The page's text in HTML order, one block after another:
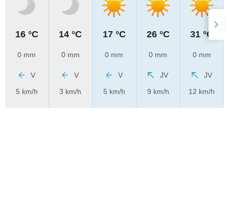
16 °C
0 mm
V
5 km/h
14 °C
0 mm
V
3 km/h
17 °C
0 mm
V
5 km/h
26 °C
0 mm
JV
9 km/h
31 °C
0 mm
JV
12 km/h